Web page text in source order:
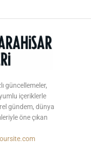
güncellemeler,
içeriklerle
gündem, dünya
öne çıkan